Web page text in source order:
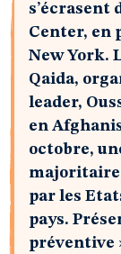
s’écrasent
Center, en
New York.
Qaida,
leader,
en
octobre,
par les
pays.
préventive